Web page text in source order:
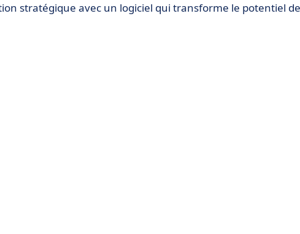
stratégique avec un logiciel qui transforme le potentiel de